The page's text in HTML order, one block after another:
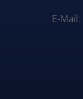
E-Mail: